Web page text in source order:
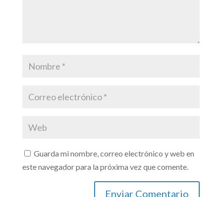
Guarda mi nombre, correo electrónico y web en
este navegador para la próxima vez que comente.